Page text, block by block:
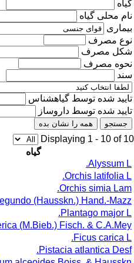
گیاه
نام محلی گیاه
بیماری
نوع مصرف
شکل مصرف
نحوه مصرف
سند
تایید شده توسط گیاهشناس
تایید شده توسط داروساز
جستجو همه را نشان بده
Displaying 1 - 10 of 10
گیاه
Alyssum L.
Orchis latifolia L.
Orchis simia Lam.
(Hausskn.) Hand.-Mazz.
Plantago major L.
(M.Bieb.) Fisch. & C.A.Mey.
Ficus carica L.
Pistacia atlantica Desf.